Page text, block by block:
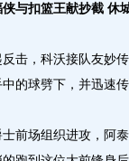
侠与扣篮王献抄截 休
，科沃接队友妙传
的球劈下，并迅速
场组织进攻，阿泰